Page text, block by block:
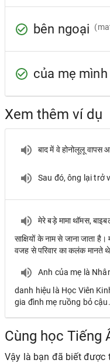
bên ngoại
của mẹ mình
Xem thêm ví dụ
बाद में वे होनोलूलू
Sau đó, ông lại trở
मेरे बड़े मामा थॉमस,
साक्षियों के नाम से जाना जाता
वजह से परिवार का कलंक मानते
Anh của mẹ là
danh hiệu là Học Viên
gia đình mẹ ruồng bỏ cậu.
Cùng học Tiếng
Vậy là bạn đã biết